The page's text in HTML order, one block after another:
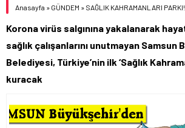
Anasayfa » GÜNDEM » SAĞLIK KAHRAMANLARI PARKI!
Korona virüs salgınına yakalanarak
sağlık çalışanlarını unutmayan Samsun
Belediyesi, Türkiye’nin ilk ‘Sağlık
kuracak